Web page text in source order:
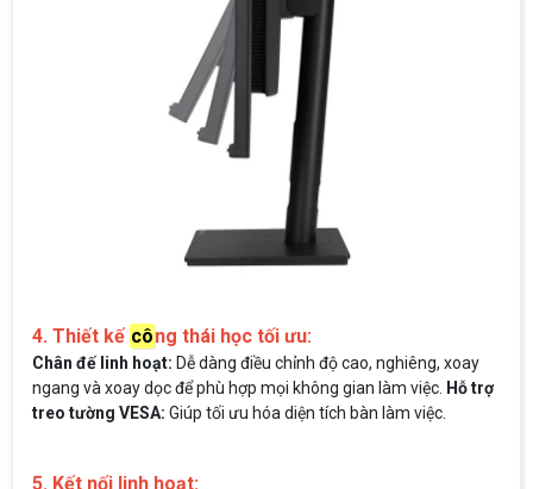
4. Thiết kế công thái học tối ưu:
Chân đế linh hoạt: Dễ dàng điều chỉnh độ cao, nghiêng, xoay
ngang và xoay dọc để phù hợp mọi không gian làm việc. Hỗ trợ
treo tường VESA: Giúp tối ưu hóa diện tích bàn làm việc.
5. Kết nối linh hoạt: